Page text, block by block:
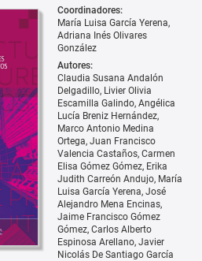
Coordinadores:
María Luisa García Yerena
Adriana Inés Olivares
González
Autores:
Claudia Susana Andalón
Delgadillo Livier Olivia
Escamilla Galindo Angélica
Lucía Breniz Hernández
Marco Antonio Medina
Ortega Juan Francisco
Valencia Castaños Carmen
Elisa Gómez Gómez Erika
Judith Carreón Andujo María
Luisa García Yerena José
Alejandro Mena Encinas
Jaime Francisco Gómez
Gómez Carlos Alberto
Espinosa Arellano Javier
Nicolás De Santiago García